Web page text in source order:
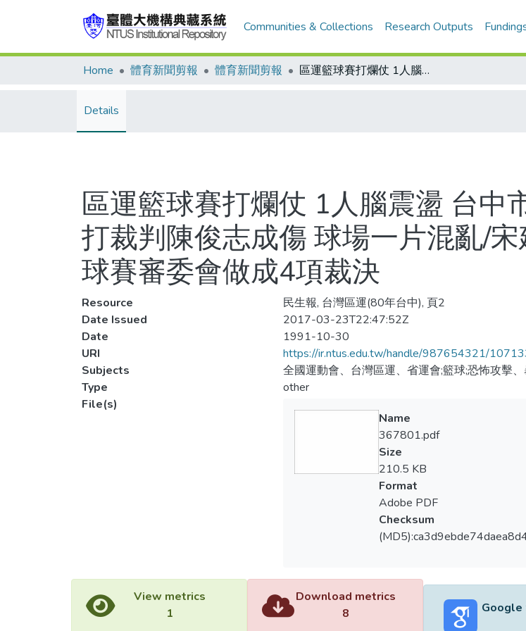
Communities & Collections Research Outputs
Home 體育新聞剪報 體育新聞剪報 區運籃球賽打爛仗 1人腦震盪 台中市球員前國手宋建順 揮拳毆打裁判陳俊志成傷 球場一片混亂/宋建順打裁判依規定予懲處 籃球賽審委會做成4項裁決
Details
區運籃球賽打爛仗 1人腦震盪 台中
打裁判陳俊志成傷 球場一片混亂/
球賽審委會做成4項裁決
Resource
民生報, 台灣區運(80年台中), 頁2
Date Issued
2017-03-23T22:47:52Z
Date
1991-10-30
URI
https://ir.ntus.edu.tw/handle/987654321/
Subjects
全國運動會、台灣區運、省運會;籃球;恐怖攻擊
Type
other
File(s)
Name
367801.pdf
Size
210.5 KB
Format
Adobe PDF
Checksum
View metrics
1
Download metrics
8
Google